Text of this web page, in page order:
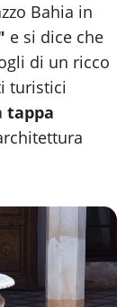
Bahia in
e si dice che
di un ricco
turistici
tappa